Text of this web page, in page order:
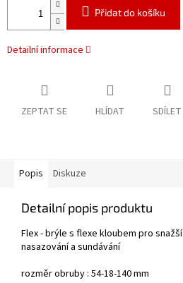
Přidat do košíku
Detailní informace
ZEPTAT SE HLÍDAT SDÍLET
Popis Diskuze
Detailní popis produktu
Flex - brýle s flexe kloubem pro snažší
nasazování a sundávání
rozměr obruby : 54-18-140 mm